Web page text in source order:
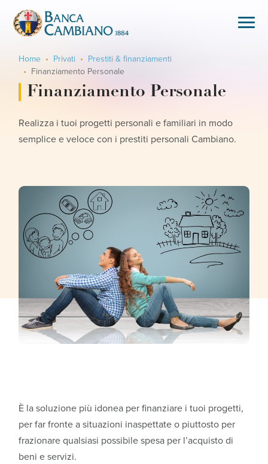
Home Privati
Prestiti & finanziamenti
Finanziamento Personale
Finanziamento Personale
Realizza i tuoi progetti personali e familiari in modo
semplice e veloce con i prestiti personali Cambiano.
È la soluzione più idonea per finanziare i tuoi progetti,
per far fronte a situazioni inaspettate o piuttosto per
frazionare qualsiasi possibile spesa per l’acquisto di
beni e servizi.